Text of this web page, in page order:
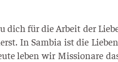
dich für die Arbeit der
In Sam­bia ist die
leben wir Mis­sio­na­re